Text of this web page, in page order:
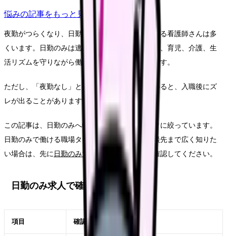
悩みの記事をもっと見る
夜勤がつらくなり、日勤のみへ転職したいと考える看護師さんは多
くいます。日勤のみは逃げではありません。体調、育児、介護、生
活リズムを守りながら働き続けるための選択肢です。
ただし、「夜勤なし」と書かれた求人だけで決めると、入職後にズ
レが出ることがあります。
この記事は、日勤のみへ転職する直前のチェックに絞っています。
日勤のみで働ける職場タイプ、給料、制度、相談先まで広く知りた
い場合は、先に 日勤のみで働きたい看護師へ を確認してください。
日勤のみ求人で確認すること
項目 確認する内容